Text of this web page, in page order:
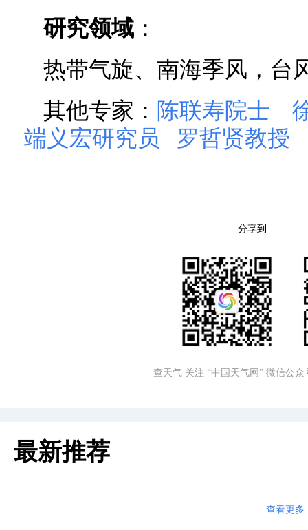
研究领域 ：
热带气旋、南海季风，台
其他专家： 陈联寿院士
端义宏研究员
罗哲贤教授
分享到
查天气 关注 “中国天气网” 微信公众
最新推荐
查看更多